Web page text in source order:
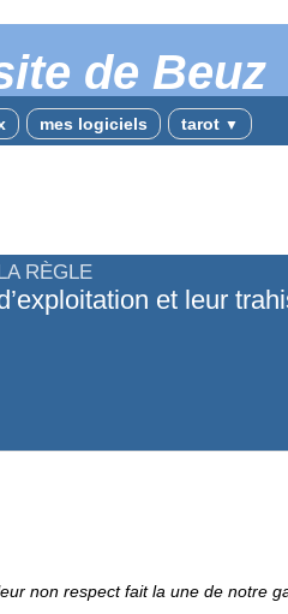
de Beuz
mes logiciels tarot ▼
RÈGLE
et leur
non respect fait la une de notre